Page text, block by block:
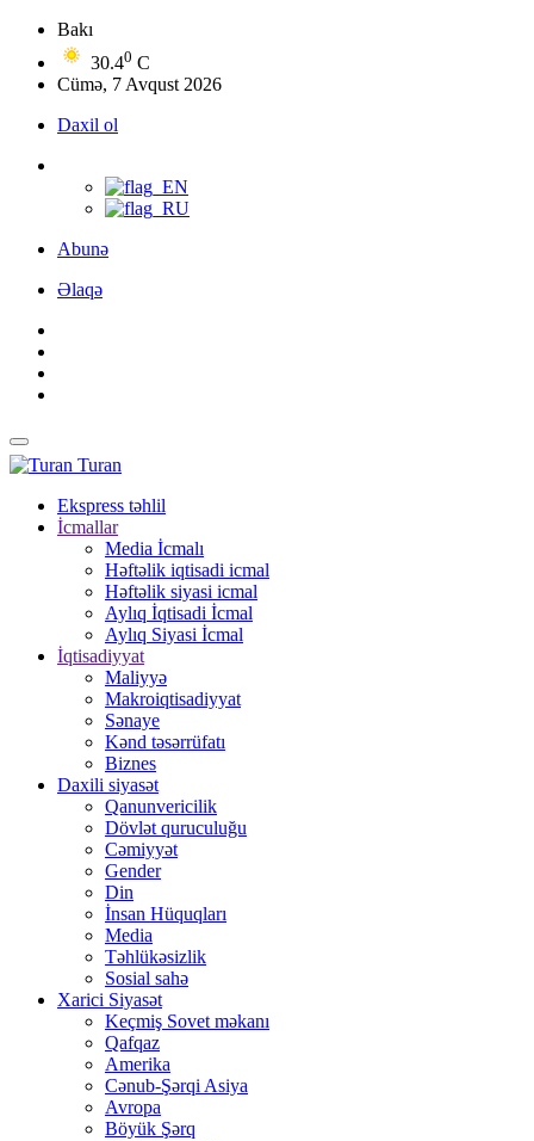
Bakı
30.40 C
Cümə, 7 Avqust 2026
Daxil ol
Abunə
Əlaqə
Turan
Ekspress təhlil
İcmallar
Media İcmalı
Həftəlik iqtisadi icmal
Həftəlik siyasi icmal
Aylıq İqtisadi İcmal
Aylıq Siyasi İcmal
İqtisadiyyat
Maliyyə
Makroiqtisadiyyat
Sənaye
Kənd təsərrüfatı
Biznes
Daxili siyasət
Qanunvericilik
Dövlət quruculuğu
Cəmiyyət
Gender
Din
İnsan Hüquqları
Media
Təhlükəsizlik
Sosial sahə
Xarici Siyasət
Keçmiş Sovet məkanı
Qafqaz
Amerika
Cənub-Şərqi Asiya
Avropa
Böyük Şərq